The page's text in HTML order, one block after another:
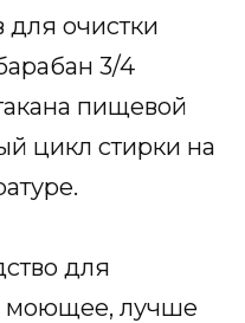
очистки
3/4
пищевой
цикл стирки на
для
моющее, лучше